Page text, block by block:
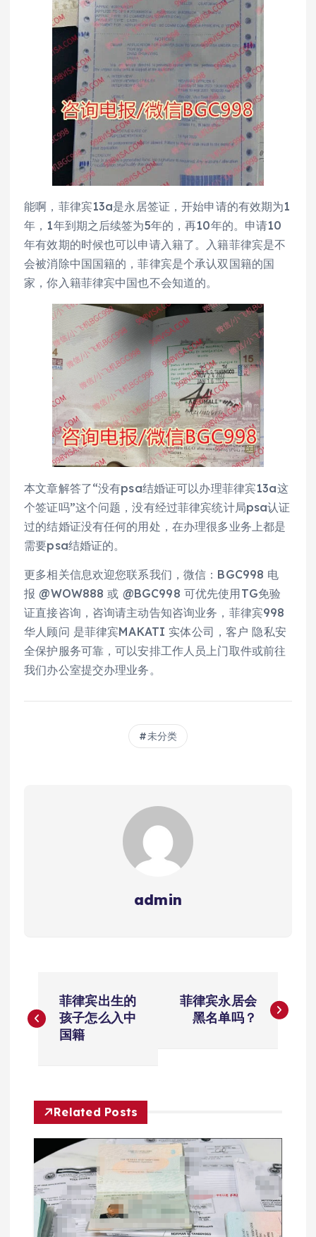
能啊，菲律宾13a是永居签证，开始申请的有效期为1
年，1年到期之后续签为5年的，再10年的。申请10
年有效期的时候也可以申请入籍了。入籍菲律宾是不
会被消除中国国籍的，菲律宾是个承认双国籍的国
家，你入籍菲律宾中国也不会知道的。
本文章解答了“没有psa结婚证可以办理菲律宾13a这
个签证吗”这个问题，没有经过菲律宾统计局psa认证
过的结婚证没有任何的用处，在办理很多业务上都是
需要psa结婚证的。
更多相关信息欢迎您联系我们，微信：BGC998 电
报 @WOW888 或 @BGC998 可优先使用TG免验
证直接咨询，咨询请主动告知咨询业务，菲律宾998
华人顾问 是菲律宾MAKATI 实体公司，客户 隐私安
全保护服务可靠，可以安排工作人员上门取件或前往
我们办公室提交办理业务。
未分类
admin
章
航
菲律宾出生的
孩子怎么入中
国籍
菲律宾永居会
黑名单吗？
Related Posts